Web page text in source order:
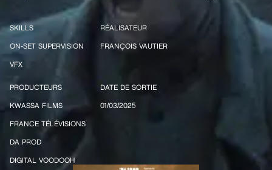
SKILLS
ON-SET SUPERVISION
VFX
RÉALISATEUR
FRANÇOIS VAUTIER
PRODUCTEURS
KWASSA FILMS
FRANCE TÉLÉVISIONS
DA PROD
DIGITAL VOODOOH
DATE DE SORTIE
01/03/2025